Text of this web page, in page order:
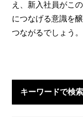
え、新入社員がこ
につなげる意識を
つながるでしょう。
キーワードで検索